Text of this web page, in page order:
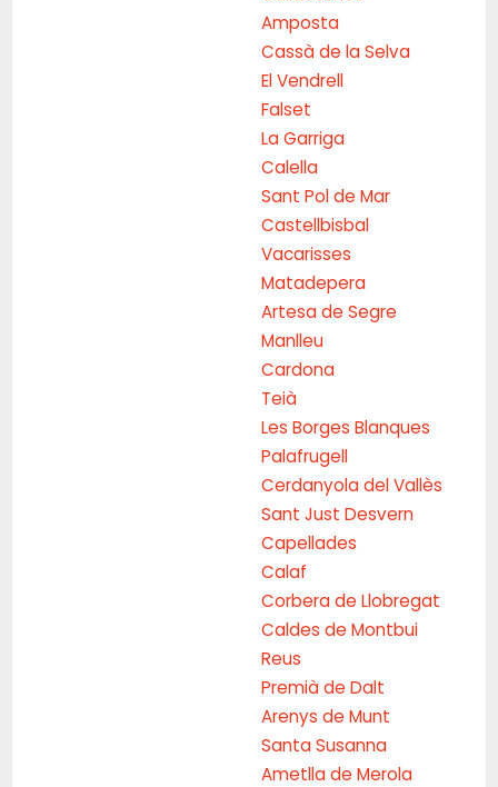
Amposta
Cassà de la Selva
El Vendrell
Falset
La Garriga
Calella
Sant Pol de Mar
Castellbisbal
Vacarisses
Matadepera
Artesa de Segre
Manlleu
Cardona
Teià
Les Borges Blanques
Palafrugell
Cerdanyola del Vallès
Sant Just Desvern
Capellades
Calaf
Corbera de Llobregat
Caldes de Montbui
Reus
Premià de Dalt
Arenys de Munt
Santa Susanna
Ametlla de Merola